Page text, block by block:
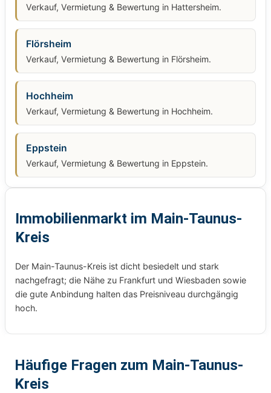
Verkauf, Vermietung & Bewertung in Hattersheim.
Flörsheim
Verkauf, Vermietung & Bewertung in Flörsheim.
Hochheim
Verkauf, Vermietung & Bewertung in Hochheim.
Eppstein
Verkauf, Vermietung & Bewertung in Eppstein.
Immobilienmarkt im Main-Taunus-
Kreis
Der Main-Taunus-Kreis ist dicht besiedelt und stark
nachgefragt; die Nähe zu Frankfurt und Wiesbaden sowie
die gute Anbindung halten das Preisniveau durchgängig
hoch.
Häufige Fragen zum Main-Taunus-
Kreis